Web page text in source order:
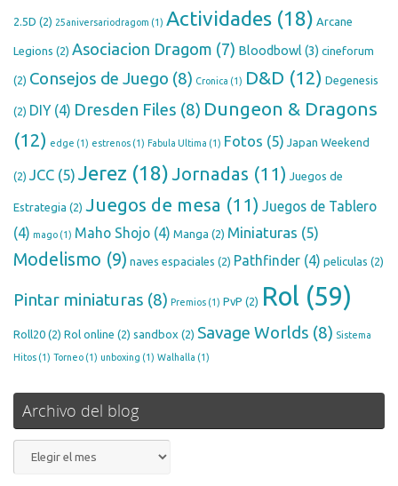
2.5D (2) 25aniversariodragom (1) Actividades (18) Arcane
Legions (2) Asociacion Dragom (7) Bloodbowl(3) cineforum
(2) Consejos de Juego (8) Cronica (1) D&D (12) Degenesis
(2) DIY(4) Dresden Files (8) Dungeon & Dragons
(12) edge (1) estrenos (1) Fabula Ultima (1) Fotos (5) Japan Weekend
(2) JCC (5) Jerez (18)Jornadas (11) Juegos de
Estrategia (2) Juegos de mesa (11) Juegos de Tablero
(4) mago (1) Maho Shojo (4) Manga (2) Miniaturas (5)
Modelismo (9) naves espaciales (2) Pathfinder (4) peliculas (2)
Pintar miniaturas (8) Premios (1) PvP (2) Rol (59)
Roll20 (2) Rol online (2) sandbox (2) Savage Worlds (8) Sistema
Hitos (1) Torneo (1) unboxing (1) Walhalla (1)
Archivo del blog
Archivo